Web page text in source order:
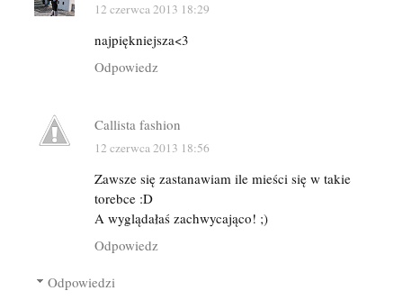
12 czerwca 2013 18:29
najpiękniejsza<3
Odpowiedz
Callista fashion
12 czerwca 2013 18:56
Zawsze się zastanawiam ile mieści się w takie
torebce :D
A wyglądałaś zachwycająco! ;)
Odpowiedz
Odpowiedzi